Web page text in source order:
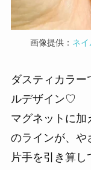
画像提供： ネイ
ダスティカラー
ルデザイン♡
マグネットに加
のラインが、や
片手を引き算